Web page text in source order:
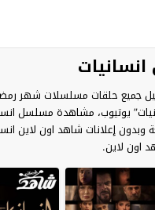
يوتيوب، مشاهدة مسلسل
وبدون إعلانات شاهد اون لاين
اون لاين.